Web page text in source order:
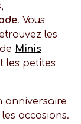
,
. Vous
les
Minis
les petites
anniversaire
occasions.